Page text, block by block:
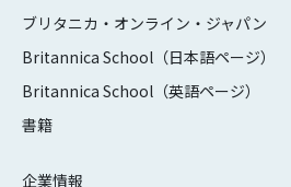
ブリタニカ・オンライン・ジャパン
Britannica School（日本語ページ）
Britannica School（英語ページ）
書籍
企業情報